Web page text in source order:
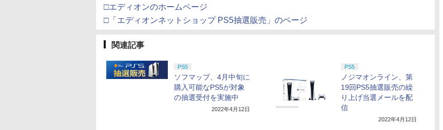
□エディオンのホームページ
□「エディオンネットショップ PS5抽選販売」のページ
関連記事
PS5
ソフマップ、4月中旬に
購入可能なPS5が対象
の抽選受付を実施中
2022年4月12日
PS5
ノジマオンライン、第
19回PS5抽選販売の繰
り上げ当選メールを配
信
2022年4月12日